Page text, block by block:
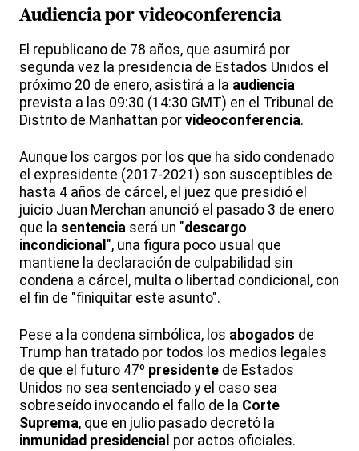
Audiencia por videoconferencia
El republicano de 78 años, que asumirá por
segunda vez la presidencia de Estados Unidos el
próximo 20 de enero, asistirá a la audiencia
prevista a las 09:30 (14:30 GMT) en el Tribunal de
Distrito de Manhattan por videoconferencia.
Aunque los cargos por los que ha sido condenado
el expresidente (2017-2021) son susceptibles de
hasta 4 años de cárcel, el juez que presidió el
juicio Juan Merchan anunció el pasado 3 de enero
que la sentencia será un "descargo
incondicional ", una figura poco usual que
mantiene la declaración de culpabilidad sin
condena a cárcel, multa o libertad condicional, con
el fin de "finiquitar este asunto".
Pese a la condena simbólica, los abogados de
Trump han tratado por todos los medios legales
de que el futuro 47º presidente de Estados
Unidos no sea sentenciado y el caso sea
sobreseído invocando el fallo de la Corte
Suprema, que en julio pasado decretó la
inmunidad presidencial por actos oficiales.